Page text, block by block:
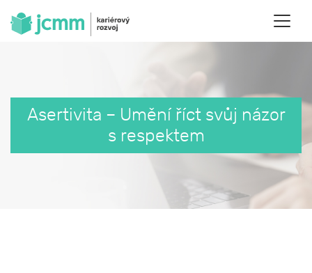
Asertivita – Umění říct svůj názor
s respektem